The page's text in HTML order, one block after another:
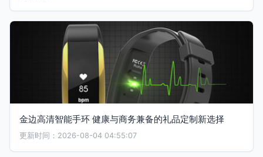
金边高清智能手环 健康与商务兼备的礼品定制新选择
更新时间：2026-08-04 04:55:07